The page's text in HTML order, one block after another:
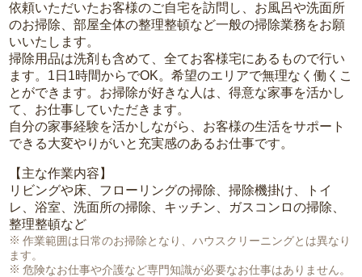
依頼いただいたお客様のご自宅を訪問し、お風呂や洗面所
のお掃除、部屋全体の整理整頓など一般の掃除業務をお願
いいたします。
掃除用品は洗剤も含めて、全てお客様宅にあるもので行い
ます。1日1時間からでOK。希望のエリアで無理なく働くこ
とができます。お掃除が好きな人は、得意な家事を活かし
て、お仕事していただきます。
自分の家事経験を活かしながら、お客様の生活をサポート
できる大変やりがいと充実感のあるお仕事です。
【主な作業内容】
リビングや床、フローリングの掃除、掃除機掛け、トイ
レ、浴室、洗面所の掃除、キッチン、ガスコンロの掃除、
整理整頓など
作業範囲は日常のお掃除となり、ハウスクリーニングとは異なり
ます。
危険なお仕事や介護など専門知識が必要なお仕事はありません。